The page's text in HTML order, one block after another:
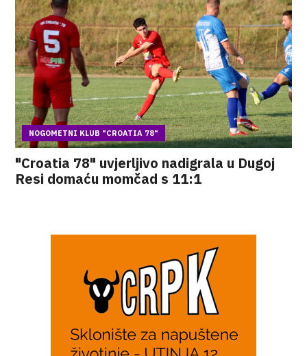
NOGOMETNI KLUB "CROATIA 78"
"Croatia 78" uvjerljivo nadigrala u Dugoj
Resi domaću momčad s 11:1